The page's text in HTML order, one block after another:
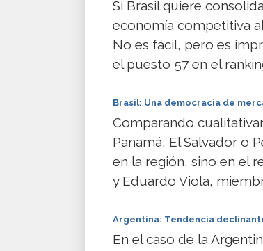
Si Brasil quiere
economía competitiva
No es fácil, pero es
el puesto 57 en el
Brasil: Una democracia de
Comparando
Panamá, El Salvador o
en la región, sino en el
y Eduardo Viola,
Argentina: Tendencia
En el caso de la